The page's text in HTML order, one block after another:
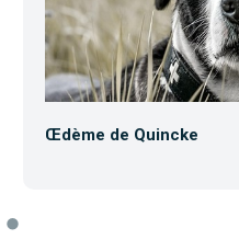
Œdème de Quincke